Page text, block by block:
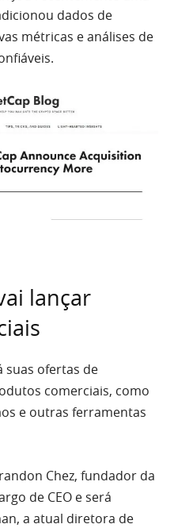
dados de
métricas e análises de
lançar
suas ofertas de
comerciais, como
e outras ferramentas
Chez, fundador da
de CEO e será
a atual diretora de